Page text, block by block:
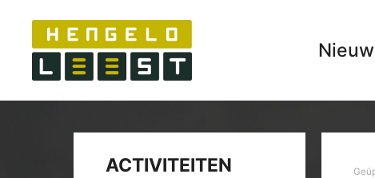
ACTIVITEITEN